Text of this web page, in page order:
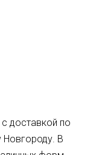
доставкой по
Новгороду. В